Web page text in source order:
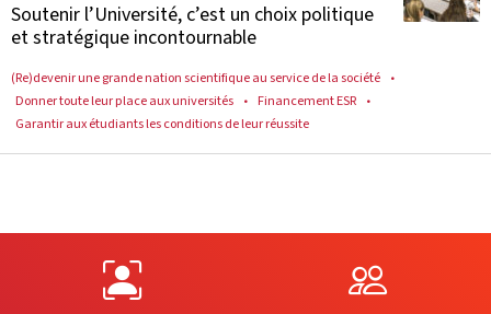
Soutenir l’Université, c’est un choix politique
et stratégique incontournable
(Re)devenir une grande nation scientifique au service de la société
Donner toute leur place aux universités
Financement ESR
Garantir aux étudiants les conditions de leur réussite